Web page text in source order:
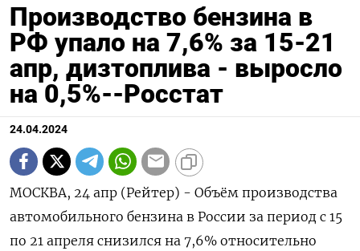
Производство бензина в
РФ упало на 7,6% за 15-21
апр, дизтоплива - выросло
на 0,5%--Росстат
24.04.2024
МОСКВА, 24 апр (Рейтер) - Объём производства
автомобильного бензина в России за период с 15
по 21 апреля снизился на 7,6% относительно